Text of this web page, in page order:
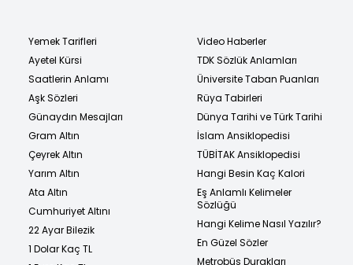
Yemek Tarifleri
Ayetel Kürsi
Saatlerin Anlamı
Aşk Sözleri
Günaydın Mesajları
Gram Altın
Çeyrek Altın
Yarım Altın
Ata Altın
Cumhuriyet Altını
22 Ayar Bilezik
1 Dolar Kaç TL
Video Haberler
TDK Sözlük Anlamları
Üniversite Taban Puanları
Rüya Tabirleri
Dünya Tarihi ve Türk Tarihi
İslam Ansiklopedisi
TÜBİTAK Ansiklopedisi
Hangi Besin Kaç Kalori
Eş Anlamlı Kelimeler
Sözlüğü
Hangi Kelime Nasıl Yazılır?
En Güzel Sözler
Metrobüs Durakları